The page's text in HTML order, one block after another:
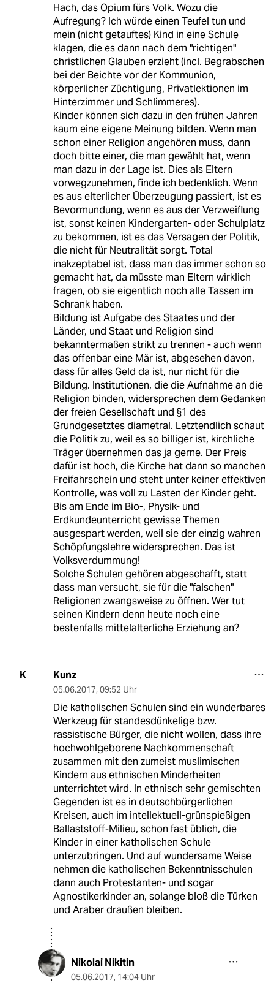
Hach, das Opium fürs Volk. Wozu die
Aufregung? Ich würde einen Teufel tun und
mein (nicht getauftes) Kind in eine Schule
klagen, die es dann nach dem "richtigen"
christlichen Glauben erzieht (incl. Begrabschen
bei der Beichte vor der Kommunion,
körperlicher Züchtigung, Privatlektionen im
Hinterzimmer und Schlimmeres).
Kinder können sich dazu in den frühen Jahren
kaum eine eigene Meinung bilden. Wenn man
schon einer Religion angehören muss, dann
doch bitte einer, die man gewählt hat, wenn
man dazu in der Lage ist. Dies als Eltern
vorwegzunehmen, finde ich bedenklich. Wenn
es aus elterlicher Überzeugung passiert, ist es
Bevormundung, wenn es aus der Verzweiflung
ist, sonst keinen Kindergarten- oder Schulplatz
zu bekommen, ist es das Versagen der Politik,
die nicht für Neutralität sorgt. Total
inakzeptabel ist, dass man das immer schon so
gemacht hat, da müsste man Eltern wirklich
fragen, ob sie eigentlich noch alle Tassen im
Schrank haben.
Bildung ist Aufgabe des Staates und der
Länder, und Staat und Religion sind
bekanntermaßen strikt zu trennen - auch wenn
das offenbar eine Mär ist, abgesehen davon,
dass für alles Geld da ist, nur nicht für die
Bildung. Institutionen, die die Aufnahme an die
Religion binden, widersprechen dem Gedanken
der freien Gesellschaft und §1 des
Grundgesetztes diametral. Letztendlich schaut
die Politik zu, weil es so billiger ist, kirchliche
Träger übernehmen das ja gerne. Der Preis
dafür ist hoch, die Kirche hat dann so manchen
Freifahrschein und steht unter keiner effektiven
Kontrolle, was voll zu Lasten der Kinder geht.
Bis am Ende im Bio-, Physik- und
Erdkundeunterricht gewisse Themen
ausgespart werden, weil sie der einzig wahren
Schöpfungslehre widersprechen. Das ist
Volksverdummung!
Solche Schulen gehören abgeschafft, statt
dass man versucht, sie für die "falschen"
Religionen zwangsweise zu öffnen. Wer tut
seinen Kindern denn heute noch eine
bestenfalls mittelalterliche Erziehung an?
K Kunz
05.06.2017, 09:52 Uhr
Die katholischen Schulen sind ein wunderbares
Werkzeug für standesdünkelige bzw.
rassistische Bürger, die nicht wollen, dass ihre
hochwohlgeborene Nachkommenschaft
zusammen mit den zumeist muslimischen
Kindern aus ethnischen Minderheiten
unterrichtet wird. In ethnisch sehr gemischten
Gegenden ist es in deutschbürgerlichen
Kreisen, auch im intellektuell-grünspießigen
Ballaststoff-Milieu, schon fast üblich, die
Kinder in einer katholischen Schule
unterzubringen. Und auf wundersame Weise
nehmen die katholischen Bekenntnisschulen
dann auch Protestanten- und sogar
Agnostikerkinder an, solange bloß die Türken
und Araber draußen bleiben.
Nikolai Nikitin
05.06.2017, 14:04 Uhr